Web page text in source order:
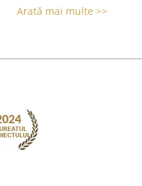
Arată mai multe >>